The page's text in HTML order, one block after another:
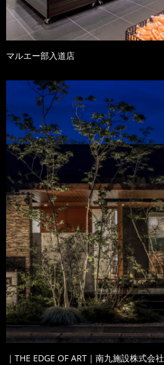
マルエー部入道店
｜THE EDGE OF ART｜南九施設株式会社